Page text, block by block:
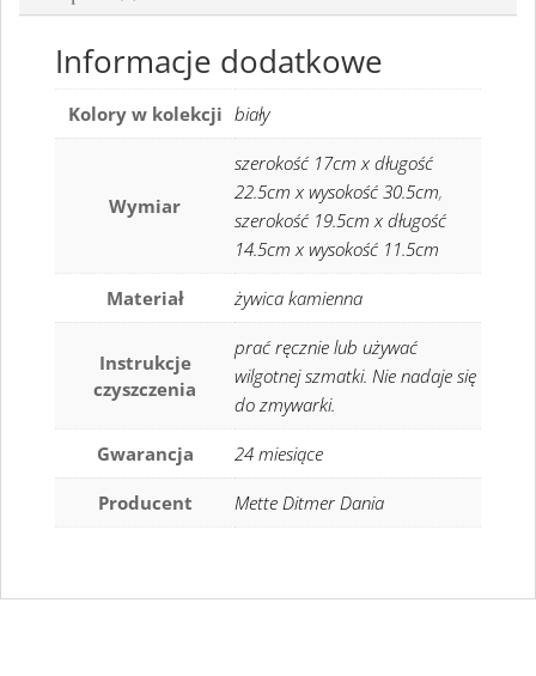
Informacje dodatkowe
Kolory w kolekcji biały
Wymiar
szerokość 17cm x długość
22.5cm x wysokość 30.5cm,
szerokość 19.5cm x długość
14.5cm x wysokość 11.5cm
Materiał żywica kamienna
Instrukcje
czyszczenia
prać ręcznie lub używać
wilgotnej szmatki. Nie nadaje się
do zmywarki.
Gwarancja 24 miesiące
Producent Mette Ditmer Dania